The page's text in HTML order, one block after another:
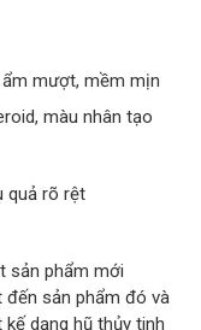
mượt, mềm mịn
màu nhân tạo
quả rõ rệt
sản phẩm mới
đến sản phẩm đó và
kế dạng hũ thủy tinh